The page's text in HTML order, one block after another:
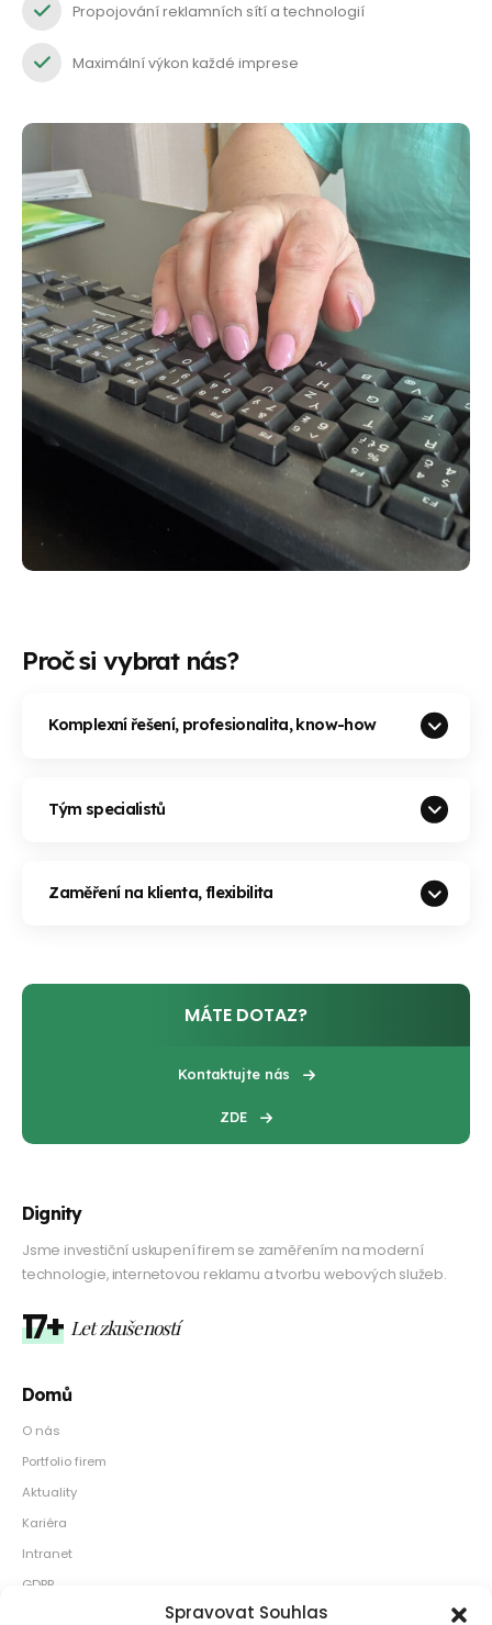
Spravovat Souhlas
Propojování reklamních sítí a technologií
Maximální výkon každé imprese
Proč si vybrat nás?
Komplexní řešení, profesionalita, know-how
Tým specialistů
Zaměření na klienta, flexibilita
MÁTE DOTAZ?
Kontaktujte nás
ZDE
Dignity
Jsme investiční uskupení firem se zaměřením na moderní
technologie, internetovou reklamu a tvorbu webových služeb.
17+ Let zkušeností
Domů
O nás
Portfolio firem
Aktuality
Kariéra
Intranet
GDPR